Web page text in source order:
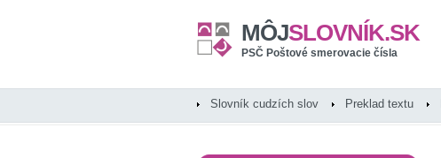
MÔJSLOVNÍK.SK
PSČ Poštové smerovacie čísla
Slovník cudzích slov Preklad textu